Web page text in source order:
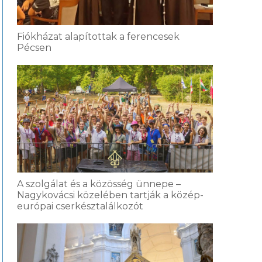
Fiókházat alapítottak a ferencesek
Pécsen
A szolgálat és a közösség ünnepe –
Nagykovácsi közelében tartják a közép-
európai cserkésztalálkozót